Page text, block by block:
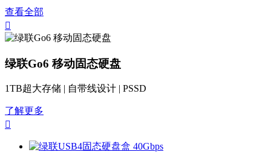
查看全部

绿联Go6 移动固态硬盘
1TB超大存储 | 自带线设计 | PSSD
了解更多
